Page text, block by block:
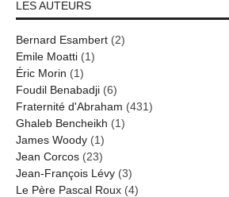
LES AUTEURS
Bernard Esambert (2)
Emile Moatti (1)
Éric Morin (1)
Foudil Benabadji (6)
Fraternité d'Abraham (431)
Ghaleb Bencheikh (1)
James Woody (1)
Jean Corcos (23)
Jean-François Lévy (3)
Le Père Pascal Roux (4)